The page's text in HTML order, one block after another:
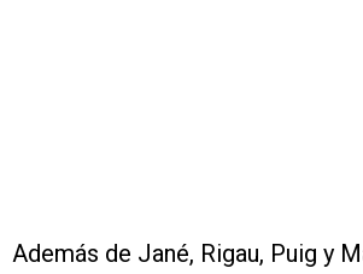
Además de Jané, Rigau, Puig y